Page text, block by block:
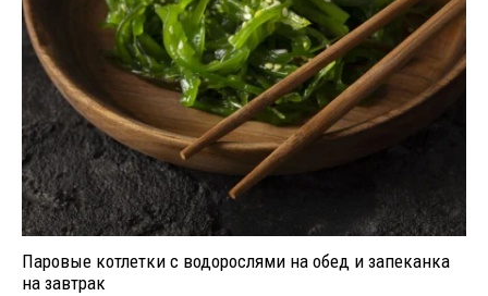
Паровые котлетки с водорослями на обед и запеканка
на завтрак